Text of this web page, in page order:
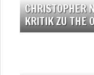
CHRISTOPHER
KRITIK ZU THE